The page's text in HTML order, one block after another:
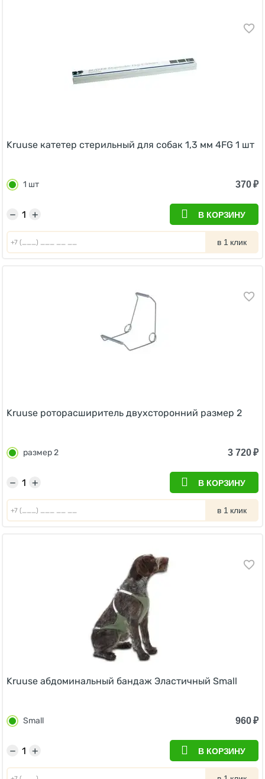
Kruuse катетер стерильный для собак 1,3 мм 4FG 1 шт
1 шт 370₽
+
− В КОРЗИНУ
в 1 клик
Kruuse роторасширитель двухсторонний размер 2
размер 2 3 720₽
+
− В КОРЗИНУ
в 1 клик
Kruuse абдоминальный бандаж Эластичный Small
Small 960₽
+
− В КОРЗИНУ